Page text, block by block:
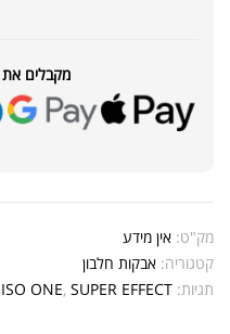
מקבלים את
מק"ט: אין מידע
קטגוריה: אבקות חלבון
תגיות:
ISO ONE, SUPER EFFECT